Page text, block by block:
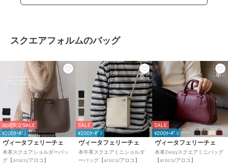
スクエアフォルムのバッグ
期間限定SALE
¥200ｸｰﾎﾟﾝ
ヴィータフェリーチェ
本革スクエアショルダーバッ
グ【aroco/アロコ】
SALE
¥200ｸｰﾎﾟﾝ
ヴィータフェリーチェ
本牛革スクエアミニショルダ
ーバッグ【aroco/アロコ】
SALE
¥200ｸｰﾎﾟﾝ
ヴィータフェリーチェ
本革2wayスクエアミニバッグ
【aroco/アロコ】